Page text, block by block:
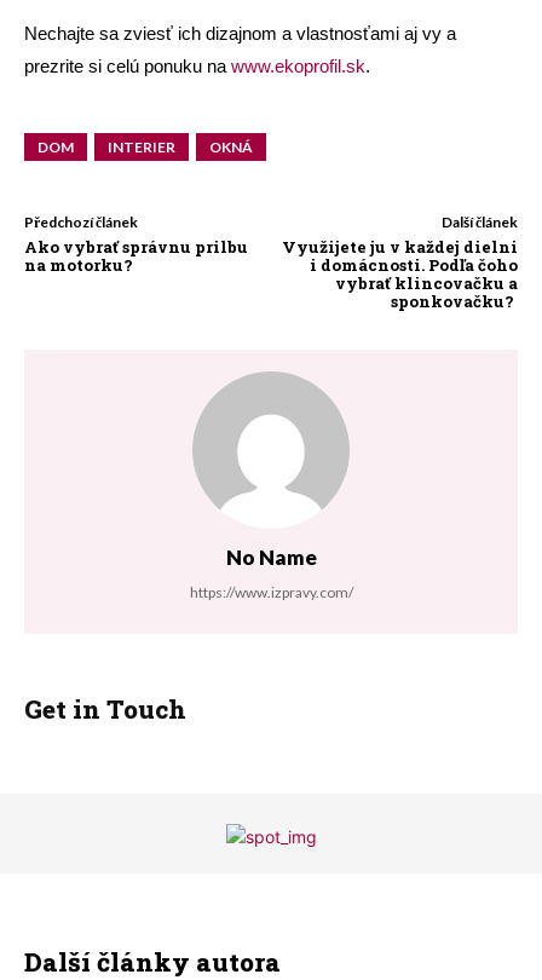
Nechajte sa zviesť ich dizajnom a vlastnosťami aj vy a
prezrite si celú ponuku na www.ekoprofil.sk.
DOM INTERIER OKNÁ
Předchozí článek
Ako vybrať správnu prilbu
na motorku?
Další článek
Využijete ju v každej dielni
i domácnosti. Podľa čoho
vybrať klincovačku a
sponkovačku?
No Name
https://www.izpravy.com/
Get in Touch
Další články autora